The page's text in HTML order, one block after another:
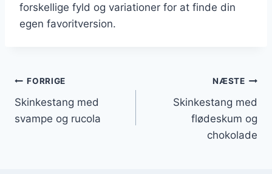
forskellige fyld og variationer for at finde din
egen favoritversion.
Indlægsnavigation
FORRIGE
Skinkestang med
svampe og rucola
NÆSTE
Skinkestang med
flødeskum og
chokolade